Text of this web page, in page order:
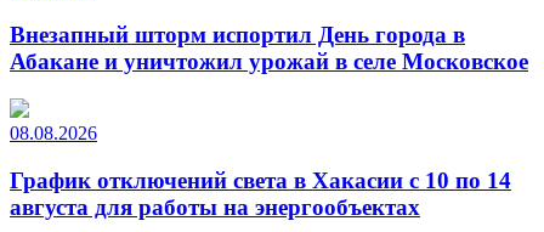
Внезапный шторм испортил День города в
Абакане и уничтожил урожай в селе Московское
08.08.2026
График отключений света в Хакасии с 10 по 14
августа для работы на энергообъектах